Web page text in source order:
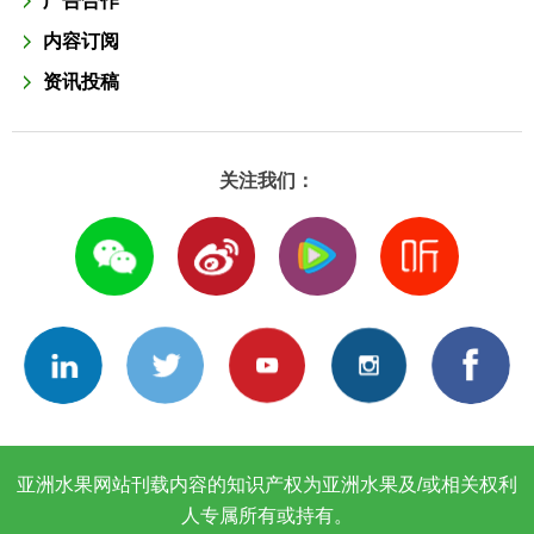
内容订阅
资讯投稿
关注我们：
亚洲水果网站刊载内容的知识产权为亚洲水果及/或相关权利
人专属所有或持有。